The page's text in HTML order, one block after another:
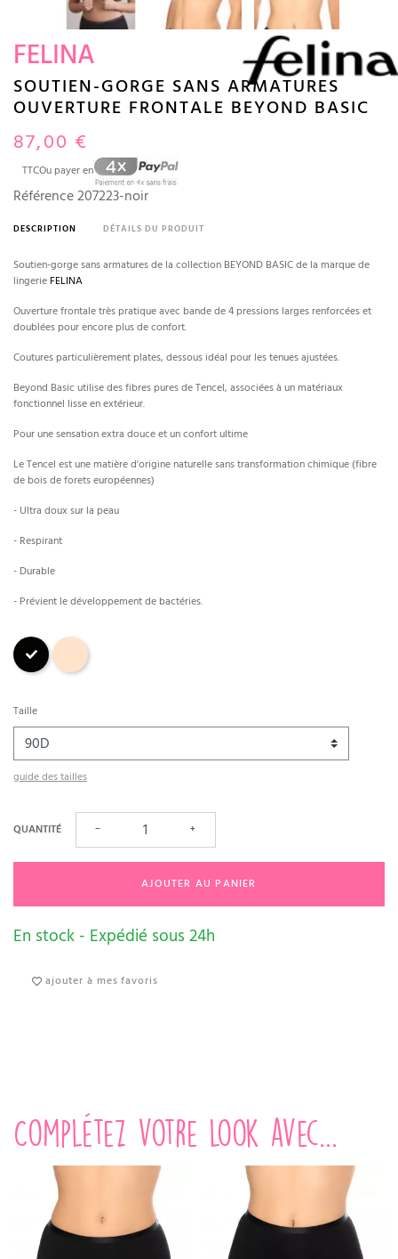
FELINA
SOUTIEN-GORGE SANS ARMATURES
OUVERTURE FRONTALE BEYOND BASIC
87,00 €
TTCOu payer en
Référence207223-noir
DESCRIPTION DÉTAILS DU PRODUIT
Soutien-gorge sans armatures de la collection BEYOND BASIC de la marque de
lingerie FELINA
Ouverture frontale très pratique avec bande de 4 pressions larges renforcées et
doublées pour encore plus de confort.
Coutures particulièrement plates, dessous idéal pour les tenues ajustées.
Beyond Basic utilise des fibres pures de Tencel, associées à un matériaux
fonctionnel lisse en extérieur.
Pour une sensation extra douce et un confort ultime
Le Tencel est une matière d'origine naturelle sans transformation chimique (fibre
de bois de forets européennes)
- Ultra doux sur la peau
- Respirant
- Durable
- Prévient le développement de bactéries.
Noir BLUSH
Taille
guide des tailles
QUANTITÉ − +
AJOUTER AU PANIER
En stock - Expédié sous 24h
ajouter à mes favoris
Complétez votre look avec...